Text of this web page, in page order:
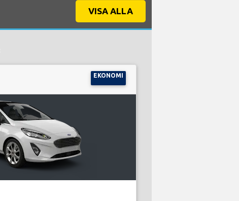
VISA ALLA
EKONOMI